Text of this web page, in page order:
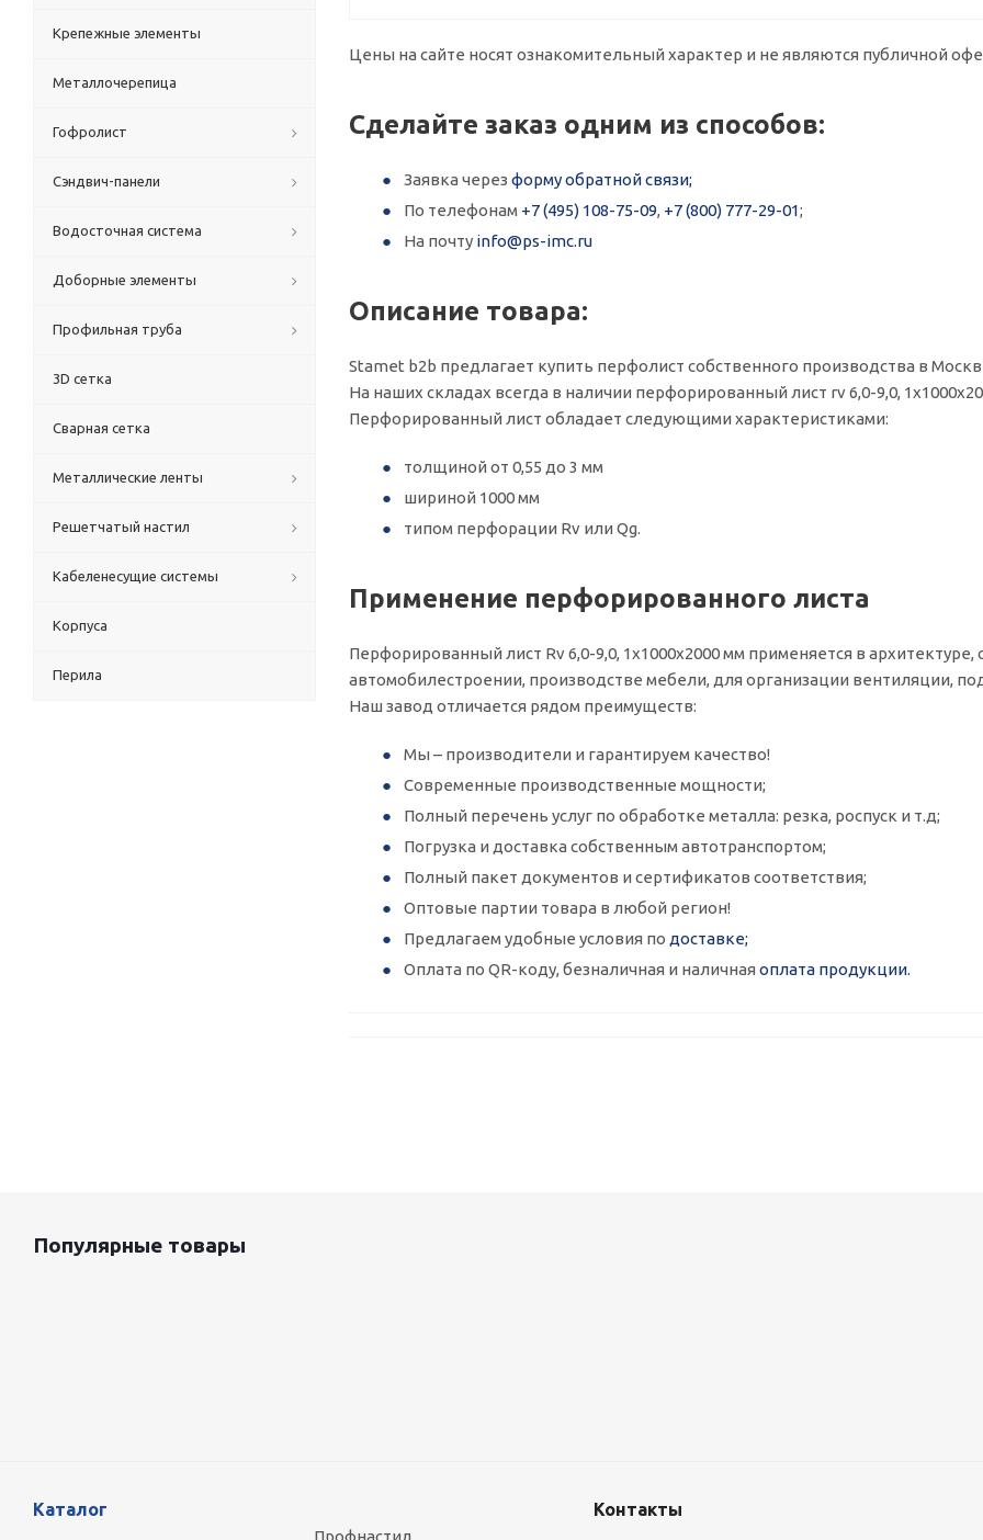
Цены на сайте носят ознакомительный характер и не являются публичной
Сделайте заказ одним из способов:
Заявка через форму обратной связи;
По телефонам +7 (495) 108-75-09, +7 (800) 777-29-01;
На почту info@ps-imc.ru
Описание товара:
Stamet b2b предлагает купить перфолист собственного производства в
На наших складах всегда в наличии перфорированный лист rv 6,0-9,0,
Перфорированный лист обладает следующими характеристиками:
толщиной от 0,55 до 3 мм
шириной 1000 мм
типом перфорации Rv или Qg.
Применение перфорированного листа
Перфорированный лист Rv 6,0-9,0, 1x1000x2000 мм применяется в архитектуре,
автомобилестроении, производстве мебели, для организации вентиляции,
Наш завод отличается рядом преимуществ:
Мы – производители и гарантируем качество!
Современные производственные мощности;
Полный перечень услуг по обработке металла: резка, роспуск и т.д;
Погрузка и доставка собственным автотранспортом;
Полный пакет документов и сертификатов соответствия;
Оптовые партии товара в любой регион!
Предлагаем удобные условия по доставке;
Оплата по QR-коду, безналичная и наличная оплата продукции.
Крепежные элементы
Металлочерепица
Гофролист
Сэндвич-панели
Водосточная система
Доборные элементы
Профильная труба
3D сетка
Сварная сетка
Металлические ленты
Решетчатый настил
Кабеленесущие системы
Корпуса
Перила
Популярные товары
Каталог
Профнастил
Контакты